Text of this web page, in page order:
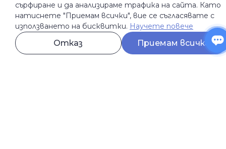
Клиники
Derma-Act
София, 1407
бул. "Черни Връх" 155
сърфиране и да анализираме трафика на сайта. Като
натиснете "Приемам всички", вие се съгласявате с
използването на бисквитки. Научете повече
Отказ Приемам всички